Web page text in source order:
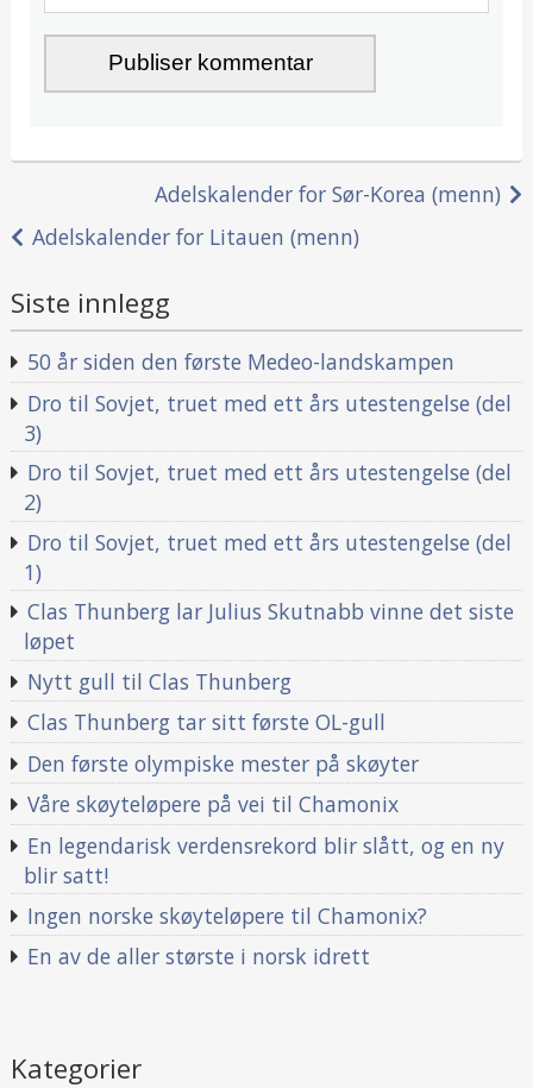
Innleggsnavigasjon
Adelskalender for Sør-Korea (menn)
Adelskalender for Litauen (menn)
Siste innlegg
50 år siden den første Medeo-landskampen
Dro til Sovjet, truet med ett års utestengelse (del
3)
Dro til Sovjet, truet med ett års utestengelse (del
2)
Dro til Sovjet, truet med ett års utestengelse (del
1)
Clas Thunberg lar Julius Skutnabb vinne det siste
løpet
Nytt gull til Clas Thunberg
Clas Thunberg tar sitt første OL-gull
Den første olympiske mester på skøyter
Våre skøyteløpere på vei til Chamonix
En legendarisk verdensrekord blir slått, og en ny
blir satt!
Ingen norske skøyteløpere til Chamonix?
En av de aller største i norsk idrett
Kategorier